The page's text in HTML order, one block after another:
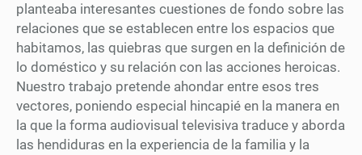
planteaba interesantes cuestiones de fondo sobre las
relaciones que se establecen entre los espacios que
habitamos, las quiebras que surgen en la definición de
lo doméstico y su relación con las acciones heroicas.
Nuestro trabajo pretende ahondar entre esos tres
vectores, poniendo especial hincapié en la manera en
la que la forma audiovisual televisiva traduce y aborda
las hendiduras en la experiencia de la familia y la